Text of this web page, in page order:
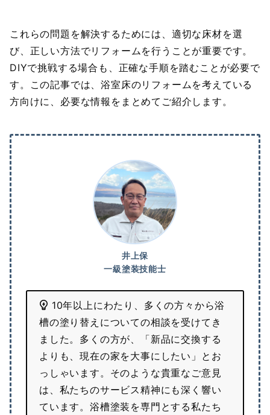
これらの問題を解決するためには、適切な床材を選
び、正しい方法でリフォームを行うことが重要です。
DIYで挑戦する場合も、正確な手順を踏むことが必要で
す。この記事では、浴室床のリフォームを考えている
方向けに、必要な情報をまとめてご紹介します。
井上保
一級塗装技能士
10年以上にわたり、多くの方々から浴
槽の塗り替えについての相談を受けてき
ました。多くの方が、「新品に交換する
よりも、現在の家を大事にしたい」とお
っしゃいます。そのような貴重なご意見
は、私たちのサービス精神にも深く響い
ています。浴槽塗装を専門とする私たち